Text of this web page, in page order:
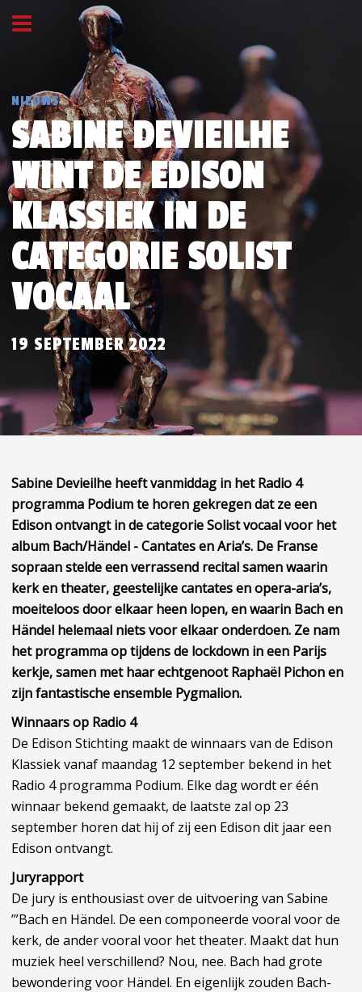
NIEUWS
SABINE DEVIEILHE
WINT DE EDISON
KLASSIEK IN DE
CATEGORIE SOLIST
VOCAAL
19 SEPTEMBER 2022
Sabine Devieilhe heeft vanmiddag in het Radio 4
programma Podium te horen gekregen dat ze een
Edison ontvangt in de categorie Solist vocaal voor het
album Bach/Händel - Cantates en Aria’s. De Franse
sopraan stelde een verrassend recital samen waarin
kerk en theater, geestelijke cantates en opera-aria’s,
moeiteloos door elkaar heen lopen, en waarin Bach en
Händel helemaal niets voor elkaar onderdoen. Ze nam
het programma op tijdens de lockdown in een Parijs
kerkje, samen met haar echtgenoot Raphaël Pichon en
zijn fantastische ensemble Pygmalion.
Winnaars op Radio 4
De Edison Stichting maakt de winnaars van de Edison
Klassiek vanaf maandag 12 september bekend in het
Radio 4 programma Podium. Elke dag wordt er één
winnaar bekend gemaakt, de laatste zal op 23
september horen dat hij of zij een Edison dit jaar een
Edison ontvangt.
Juryrapport
De jury is enthousiast over de uitvoering van Sabine
’”Bach en Händel. De een componeerde vooral voor de
kerk, de ander vooral voor het theater. Maakt dat hun
muziek heel verschillend? Nou, nee. Bach had grote
bewondering voor Händel. En eigenlijk zouden Bach-